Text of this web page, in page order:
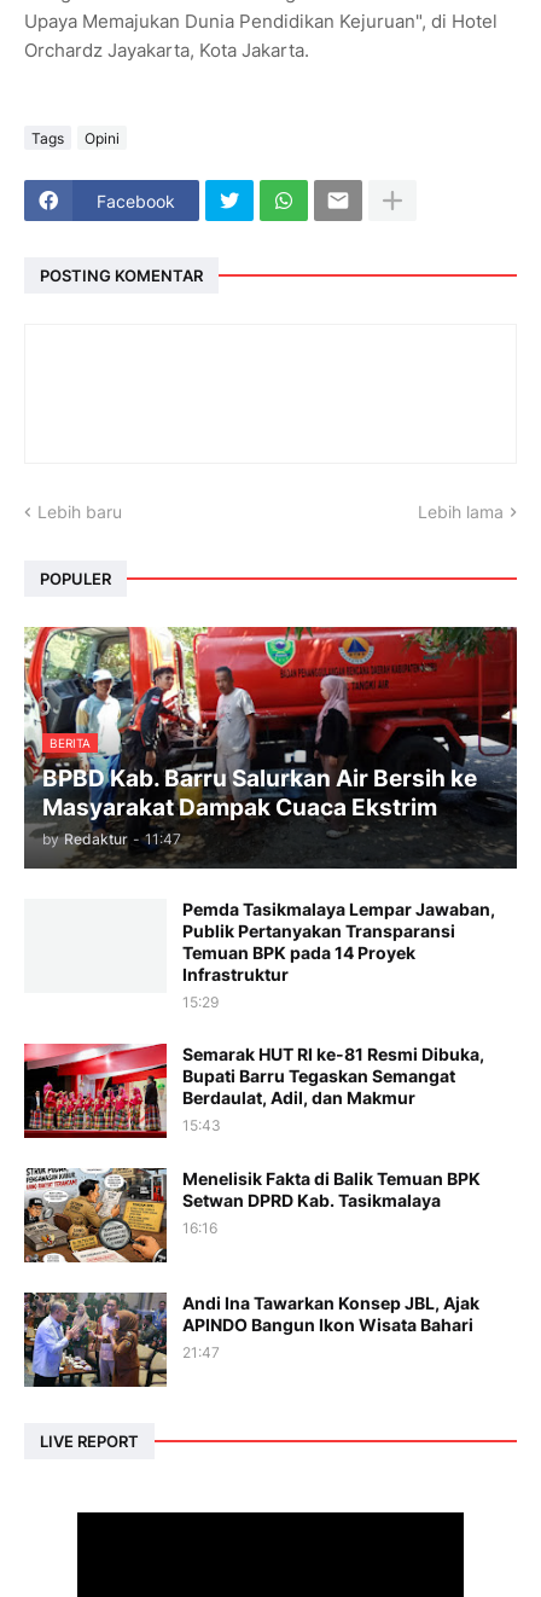
Upaya Memajukan Dunia Pendidikan Kejuruan", di Hotel
Orchardz Jayakarta, Kota Jakarta.
Tags Opini
Facebook
POSTING KOMENTAR
Lebih baru Lebih lama
POPULER
BERITA
BPBD Kab. Barru Salurkan Air Bersih ke
Masyarakat Dampak Cuaca Ekstrim
by Redaktur - 11:47
Pemda Tasikmalaya Lempar Jawaban,
Publik Pertanyakan Transparansi
Temuan BPK pada 14 Proyek
Infrastruktur
15:29
Semarak HUT RI ke-81 Resmi Dibuka,
Bupati Barru Tegaskan Semangat
Berdaulat, Adil, dan Makmur
15:43
Menelisik Fakta di Balik Temuan BPK
Setwan DPRD Kab. Tasikmalaya
16:16
Andi Ina Tawarkan Konsep JBL, Ajak
APINDO Bangun Ikon Wisata Bahari
21:47
LIVE REPORT